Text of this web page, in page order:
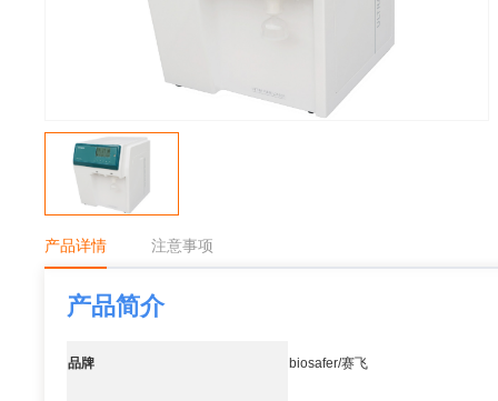
产品详情 注意事项
产品简介
品牌 biosafer/赛飞